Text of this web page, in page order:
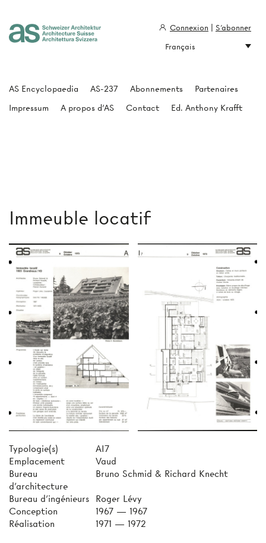
Immeuble locatif
Typologie(s)
AI7
Emplacement
Vaud
Bureau
d'architecture
Bruno Schmid & Richard Knecht
Bureau d'ingénieurs
Roger Lévy
Conception
1967 — 1967
Réalisation
1971 — 1972
AS Encyclopaedia AS-237 Abonnements
Partenaires
Impressum
A propos d'AS Contact Ed. Anthony Krafft
Connexion
S'abonner
Français